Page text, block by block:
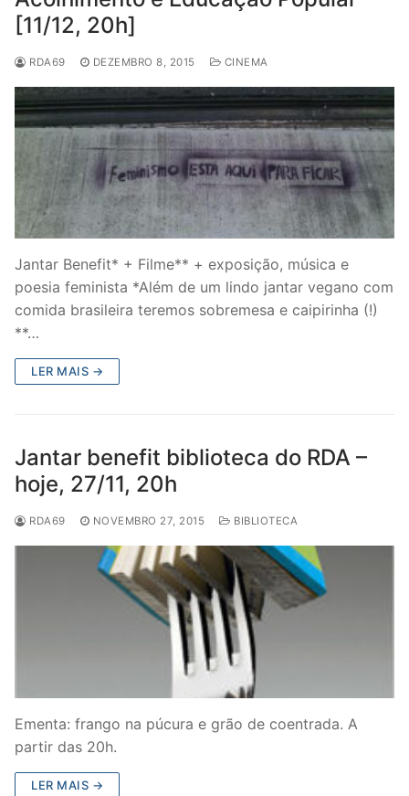
[11/12, 20h]
RDA69 DEZEMBRO 8, 2015 CINEMA
Jantar Benefit* + Filme** + exposição, música e
poesia feminista *Além de um lindo jantar vegano com
comida brasileira teremos sobremesa e caipirinha (!)
**…
LER MAIS →
Jantar benefit biblioteca do RDA –
hoje, 27/11, 20h
RDA69 NOVEMBRO 27, 2015 BIBLIOTECA
Ementa: frango na púcura e grão de coentrada. A
partir das 20h.
LER MAIS →